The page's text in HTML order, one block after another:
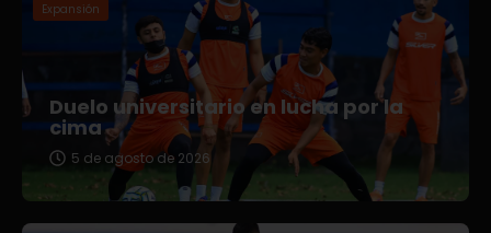
Expansión
Duelo universitario en lucha por la
cima
5 de agosto de 2026